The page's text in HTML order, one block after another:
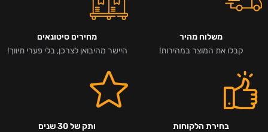
משלוח מהיר
קבלו את המוצר במהירות!
מחירים סיטונאים
היישר מהיבואן לצרכן, בלי פערי תיווך!
בחירת הלקוחות
ותק של 30 שנים